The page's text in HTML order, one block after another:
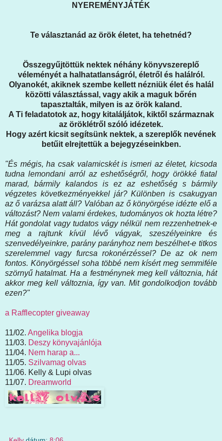
NYEREMÉNYJÁTÉK
Te választanád az örök életet, ha tehetnéd?
Összegyűjtöttük nektek néhány könyvszereplő
véleményét a halhatatlanságról, életről és halálról.
Olyanokét, akiknek szembe kellett nézniük élet és halál
közötti választással, vagy akik a maguk bőrén
tapasztalták, milyen is az örök kaland.
A Ti feladatotok az, hogy kitaláljátok, kiktől származnak
az öröklétről szóló idézetek.
Hogy azért kicsit segítsünk nektek, a szereplők nevének
betűit elrejtettük a bejegyzéseinkben.
"És mégis, ha csak valamicskét is ismeri az életet, kicsoda
tudna lemondani arról az eshetőségről, hogy örökké fiatal
marad, bármily kalandos is ez az eshetőség s bármily
végzetes következményekkel jár? Különben is csakugyan
az ő varázsa alatt áll? Valóban az ő könyörgése idézte elő a
változást? Nem valami érdekes, tudományos ok hozta létre?
Hát gondolat vagy tudatos vágy nélkül nem rezzenhetnek-e
meg a rajtunk kívül lévő vágyak, szeszélyeinkre és
szenvedélyeinkre, parány parányhoz nem beszélhet-e titkos
szerelemmel vagy furcsa rokonérzéssel? De az ok nem
fontos. Könyörgéssel soha többé nem kísért meg semmiféle
szörnyű hatalmat. Ha a festménynek meg kell változnia, hát
akkor meg kell változnia, így van. Mit gondolkodjon tovább
ezen?"
a Rafflecopter giveaway
11/02. Angelika blogja
11/03. Deszy könyvajánlója
11/04. Nem harap a...
11/05. Szilvamag olvas
11/06. Kelly & Lupi olvas
11/07. Dreamworld